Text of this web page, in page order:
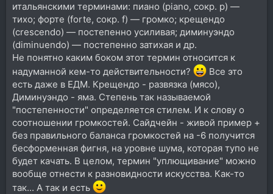
итальянскими терминами: пиано (piano, сокр. p) —
тихо; форте (forte, сокр. f) — громко; крещендо
(crescendo) — постепенно усиливая; диминуэндо
(diminuendo) — постепенно затихая и др.
Не понятно каким боком этот термин относится к
надуманной кем-то действительности?
Все это
есть даже в ЕДМ. Крещендо - развязка (мясо),
Диминуэндо - яма. Степень так называемой
"постепенности" определяется стилем. И к слову о
соотношении громкостей. Сайдчейн - живой пример +
без правильного баланса громкостей на -6 получится
бесформенная фигня, на уровне шума, которая тупо не
будет качать. В целом, термин "уплющивание" можно
вообще отнести к разновидности искусства. Как-то
так... А так и есть